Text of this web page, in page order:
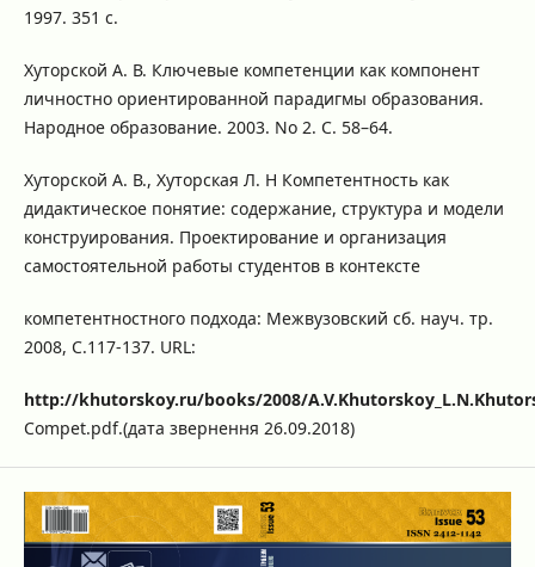
1997. 351 с.
Хуторской А. В. Ключевые компетенции как компонент
личностно ориентированной парадигмы образования.
Народное образование. 2003. No 2. С. 58–64.
Хуторской А. В., Хуторская Л. Н Компетентность как
дидактическое понятие: содержание, структура и модели
конструирования. Проектирование и организация
самостоятельной работы студентов в контексте
компетентностного подхода: Межвузовский сб. науч. тр.
2008, С.117-137. URL:
http://khutorskoy.ru/books/2008/
Compet.pdf.(дата звернення 26.09.2018)